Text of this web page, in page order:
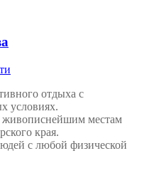
отдыха с
условиях.
местам
края.
с любой физической